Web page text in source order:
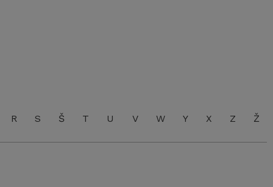
R S Š T U V W Y X Z Ž